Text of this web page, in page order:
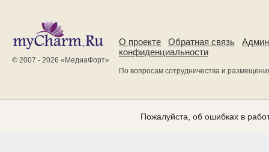
© 2007 - 2026 « МедиаФорт»
О проекте Обратная связь
конфиденциальности
По вопросам сотрудничества и
Пожалуйста, об ошибках в